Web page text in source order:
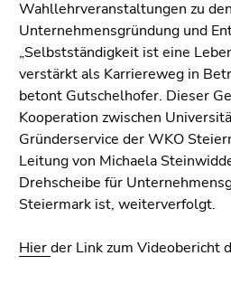
Wahllehrveranstaltungen zu
Unternehmensgründung und
„Selbstständigkeit ist eine
verstärkt als Karriereweg in
betont Gutschelhofer. Dieser
Kooperation zwischen
Gründerservice der WKO
Leitung von Michaela
Drehscheibe für
Steiermark ist, weiterverfolgt.
Hierder Link zum Videobericht